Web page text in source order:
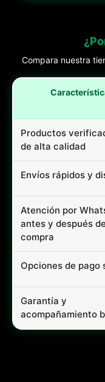
Compara nuestra
Productos
de alta calidad
Envíos rápidos y
Atención por
antes y después
compra
Opciones de pago
Garantía y
acompañamiento